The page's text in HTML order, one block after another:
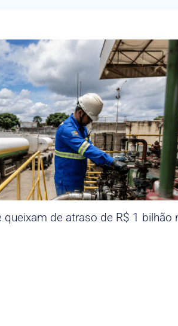
de atraso de R$ 1 bilhão